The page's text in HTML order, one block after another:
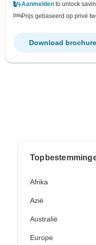
Aanmelden to unlock
Prijs gebaseerd op privé
Download brochure
Afrika
Azië
Australië
Europe